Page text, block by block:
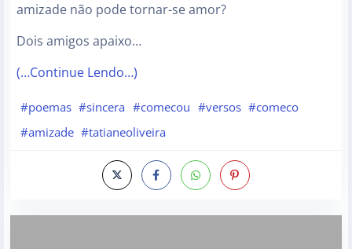
amizade não pode tornar-se amor?
Dois amigos apaixo…
(…Continue Lendo…)
#poemas #sincera #comecou #versos #comeco
#amizade #tatianeoliveira